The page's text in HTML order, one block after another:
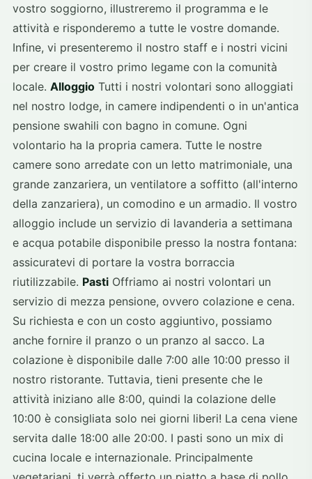
vostro soggiorno, illustreremo il programma e le
attività e risponderemo a tutte le vostre domande.
Infine, vi presenteremo il nostro staff e i nostri vicini
per creare il vostro primo legame con la comunità
locale. Alloggio Tutti i nostri volontari sono alloggiati
nel nostro lodge, in camere indipendenti o in un'antica
pensione swahili con bagno in comune. Ogni
volontario ha la propria camera. Tutte le nostre
camere sono arredate con un letto matrimoniale, una
grande zanzariera, un ventilatore a soffitto (all'interno
della zanzariera), un comodino e un armadio. Il vostro
alloggio include un servizio di lavanderia a settimana
e acqua potabile disponibile presso la nostra fontana:
assicuratevi di portare la vostra borraccia
riutilizzabile. Pasti Offriamo ai nostri volontari un
servizio di mezza pensione, ovvero colazione e cena.
Su richiesta e con un costo aggiuntivo, possiamo
anche fornire il pranzo o un pranzo al sacco. La
colazione è disponibile dalle 7:00 alle 10:00 presso il
nostro ristorante. Tuttavia, tieni presente che le
attività iniziano alle 8:00, quindi la colazione delle
10:00 è consigliata solo nei giorni liberi! La cena viene
servita dalle 18:00 alle 20:00. I pasti sono un mix di
cucina locale e internazionale. Principalmente